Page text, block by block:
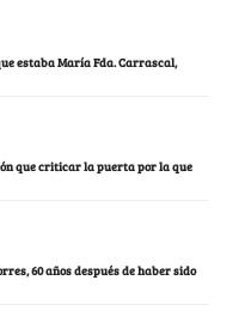
estaba María Fda. Carrascal,
que criticar la puerta por la que
60 años después de haber sido